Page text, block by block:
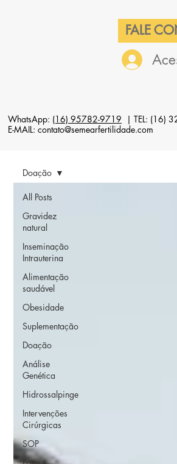
FALE
WhatsApp: (16) 95782-9719 | TEL: (16)
E-MAIL: contato@semearfertilidade.com
All Posts
Gravidez
natural
Inseminação
Intrauterina
Alimentação
saudável
Obesidade
Suplementação
Doação
Análise
Genética
Hidrossalpinge
Intervenções
Cirúrgicas
SOP
Doação